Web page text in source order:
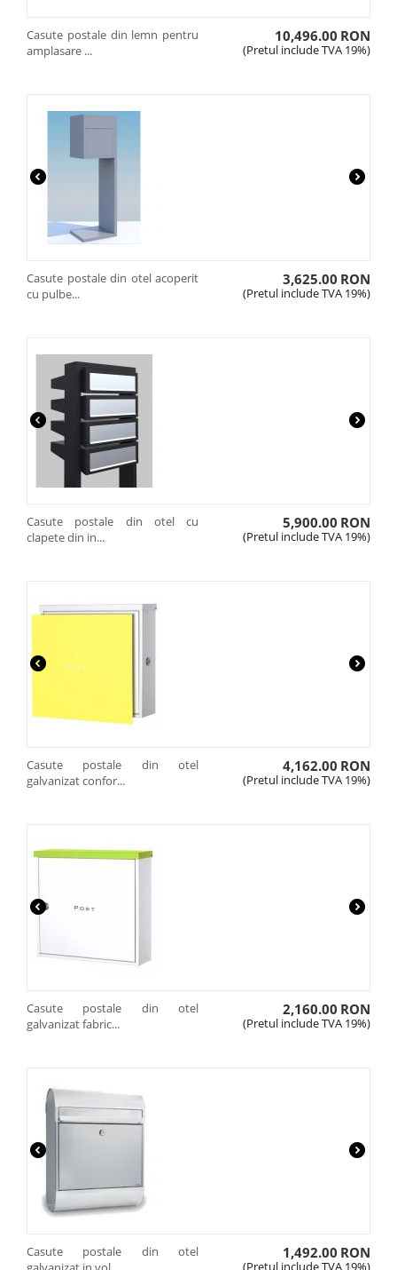
Casute postale din lemn pentru
amplasare ...
10,496.00 RON
(Pretul include TVA 19%)
Casute postale din otel acoperit
cu pulbe...
3,625.00 RON
(Pretul include TVA 19%)
Casute postale din otel cu
clapete din in...
5,900.00 RON
(Pretul include TVA 19%)
Casute postale din otel
galvanizat confor...
4,162.00 RON
(Pretul include TVA 19%)
Casute postale din otel
galvanizat fabric...
2,160.00 RON
(Pretul include TVA 19%)
Casute postale din otel
1,492.00 RON
(Pretul include TVA 19%)